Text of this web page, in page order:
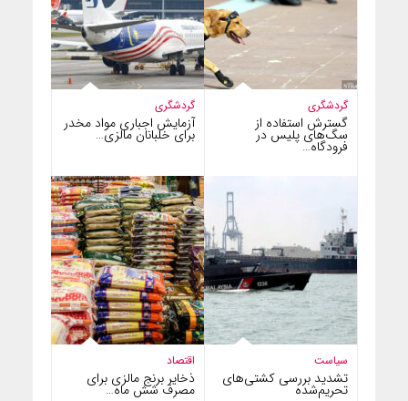
گردشگری
آزمایش اجباری مواد مخدر
برای خلبانان مالزی…
گردشگری
گسترش استفاده از
سگ‌های پلیس در
فرودگاه…
اقتصاد
ذخایر برنج مالزی برای
مصرف شش ماه…
سیاست
تشدید بررسی کشتی‌های
تحریم‌شده